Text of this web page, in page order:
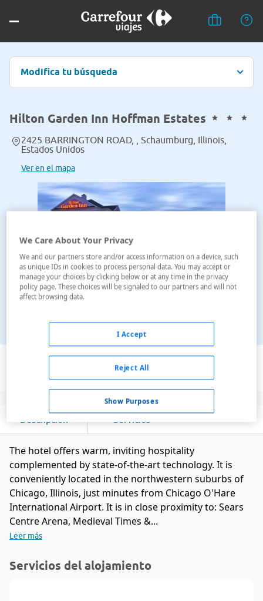
Modifica tu búsqueda
Hilton Garden Inn Hoffman Estates
2425 BARRINGTON ROAD, , Schaumburg, Illinois,
Estados Unidos
Ver en el mapa
Ver en el mapa
Descripción Servicios
The hotel offers warm, inviting hospitality
complemented by state-of-the-art technology. It is
conveniently located in the northwestern suburbs of
Chicago, Illinois, just minutes from Chicago O'Hare
International Airport. It is in close proximity to: Sears
Centre Arena, Medieval Times &...
Leer más
Servicios del alojamiento
We Care About Your Privacy
We and our partners store and/or access information on a device, such
as unique IDs in cookies to process personal data. You may accept or
manage your choices by clicking below or at any time in the privacy
policy page. These choices will be signaled to our partners and will not
affect browsing data.
Show Purposes
Reject All
I Accept